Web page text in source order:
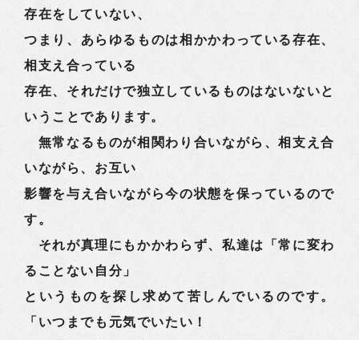
存在をしていない、
つまり、あらゆるものは相かかわっている存在、
相支え合っている
存在、それだけで独立しているものはないないと
いうことであります。
無常なるものが相関わり合いながら、相支え合
いながら、お互い
影響を与え合いながら今の状態を保っているので
す。
それが真理にもかかわらず、私達は「常に変わ
ることない自分」
というものを探し求めて苦しんでいるのです。
「いつまでも元気でいたい！